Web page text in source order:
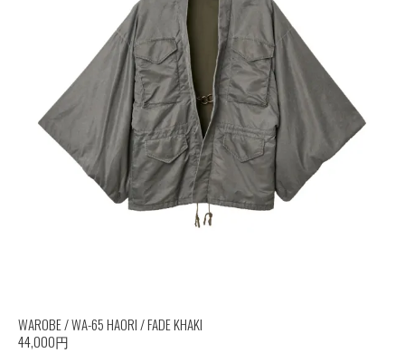
WAROBE / WA-65 HAORI / FADE KHAKI
44,000円